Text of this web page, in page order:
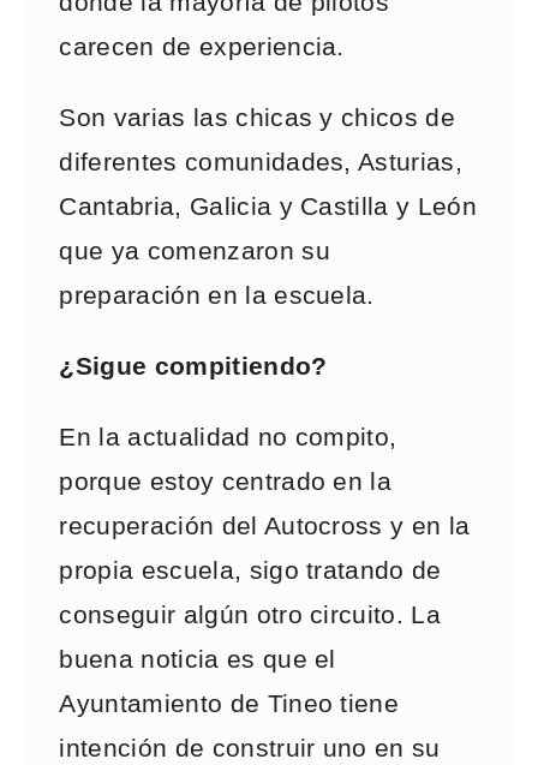
carecen de experiencia.
Son varias las chicas y chicos de
diferentes comunidades, Asturias,
Cantabria, Galicia y Castilla y León
que ya comenzaron su
preparación en la escuela.
¿Sigue compitiendo?
En la actualidad no compito,
porque estoy centrado en la
recuperación del Autocross y en la
propia escuela, sigo tratando de
conseguir algún otro circuito. La
buena noticia es que el
Ayuntamiento de Tineo tiene
intención de construir uno en su